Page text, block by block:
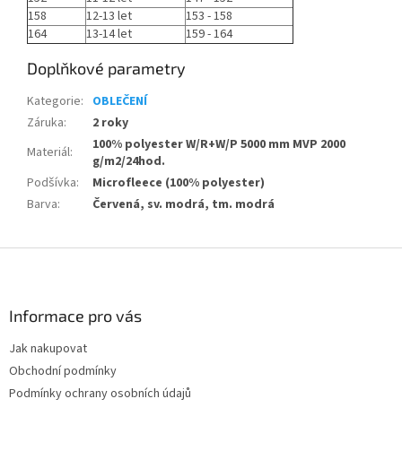
158
12-13 let
153 - 158
164
13-14 let 159 - 164
Doplňkové parametry
Kategorie: OBLEČENÍ
Záruka:
2 roky
Materiál:
100% polyester W/R+W/P 5000 mm MVP 2000
g/m2/24hod.
Podšívka:
Microfleece (100% polyester)
Barva: Červená, sv. modrá, tm. modrá
Informace pro vás
Jak nakupovat
Obchodní podmínky
Podmínky ochrany osobních údajů